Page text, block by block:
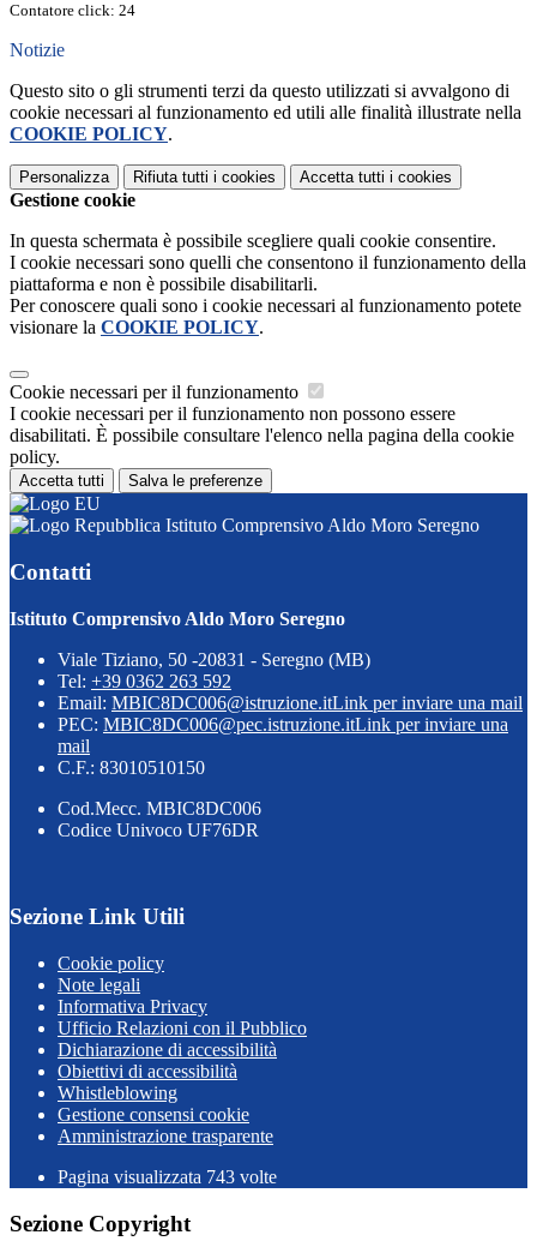
Contatore click: 24
Notizie
Questo sito o gli strumenti terzi da questo utilizzati si avvalgono di
cookie necessari al funzionamento ed utili alle finalità illustrate nella
COOKIE POLICY.
Personalizza Rifiuta tutti i cookies Accetta tutti i cookies
Gestione cookie
In questa schermata è possibile scegliere quali cookie consentire.
I cookie necessari sono quelli che consentono il funzionamento della
piattaforma e non è possibile disabilitarli.
Per conoscere quali sono i cookie necessari al funzionamento potete
visionare la COOKIE POLICY.
Cookie necessari per il funzionamento
I cookie necessari per il funzionamento non possono essere
disabilitati. È possibile consultare l'elenco nella pagina della cookie
policy.
Accetta tutti Salva le preferenze
Istituto Comprensivo Aldo Moro Seregno
Contatti
Istituto Comprensivo Aldo Moro Seregno
Viale Tiziano, 50 -20831 - Seregno (MB)
Tel: +39 0362 263 592
Email: MBIC8DC006@istruzione.itLink per inviare una mail
PEC: MBIC8DC006@pec.istruzione.itLink per inviare una
mail
C.F.: 83010510150
Cod.Mecc. MBIC8DC006
Codice Univoco UF76DR
Sezione Link Utili
Cookie policy
Note legali
Informativa Privacy
Ufficio Relazioni con il Pubblico
Dichiarazione di accessibilità
Obiettivi di accessibilità
Whistleblowing
Gestione consensi cookie
Amministrazione trasparente
Pagina visualizzata 743 volte
Sezione Copyright